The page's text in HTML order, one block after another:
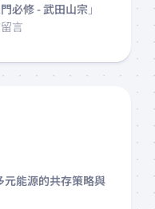
必修 - 武田山宗」
言
元能源的共存策略與